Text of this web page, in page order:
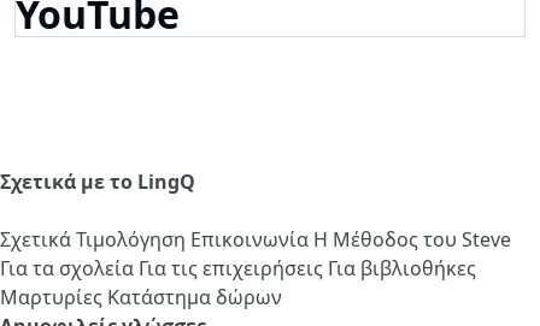
YouTube
Σχετικά με το LingQ
ΣχετικάΤιμολόγηση Επικοινωνία Η Μέθοδος του Steve
Για τα σχολεία Για τις επιχειρήσεις Για βιβλιοθήκες
Μαρτυρίες Κατάστημα δώρων